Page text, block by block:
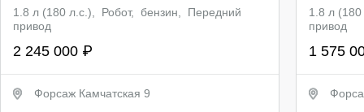
1.8 л (180 л.с.), Робот, бензин, Передний
привод
2 245 000 ₽
Форсаж Камчатская 9
1.8 л
привод
1 575